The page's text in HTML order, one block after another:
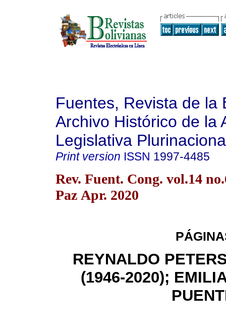
Fuentes, Revista de la
Archivo Histórico de la
Legislativa
Print version ISSN 1997-4485
Rev. Fuent. Cong. vol.14
Paz Apr. 2020
REYNALDO
(1946-2020);